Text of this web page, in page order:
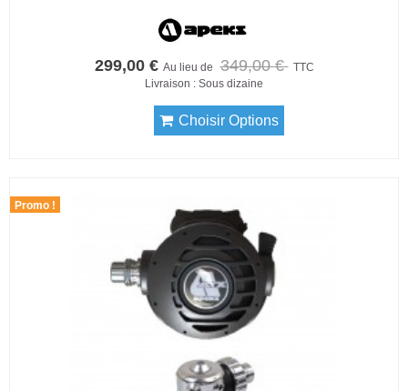
299,00 € Au lieu de 349,00 € TTC
Livraison : Sous dizaine
Choisir Options
Promo !